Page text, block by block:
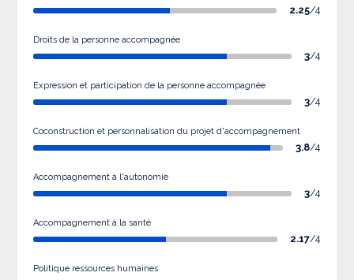
2.25/4
Droits de la personne accompagnée
3/4
Expression et participation de la personne accompagnée
3/4
Coconstruction et personnalisation du projet d'accompagnement
3.8/4
Accompagnement à l'autonomie
3/4
Accompagnement à la santé
2.17/4
Politique ressources humaines